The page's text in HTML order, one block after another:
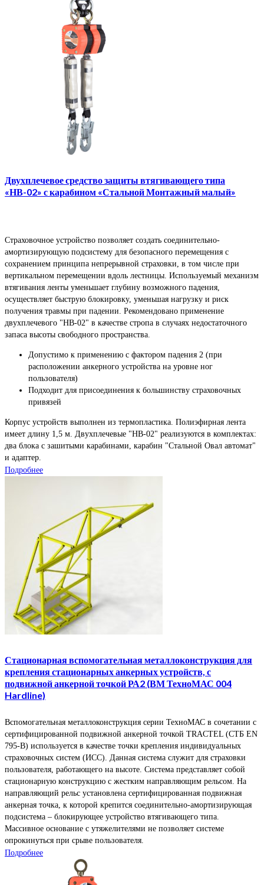
Двухплечевое средство защиты втягивающего типа
«НВ-02» с карабином «Стальной Монтажный малый»
Страховочное устройство позволяет создать соединительно-
амортизирующую подсистему для безопасного перемещения с
сохранением принципа непрерывной страховки, в том числе при
вертикальном перемещении вдоль лестницы. Используемый механизм
втягивания ленты уменьшает глубину возможного падения,
осуществляет быструю блокировку, уменьшая нагрузку и риск
получения травмы при падении. Рекомендовано применение
двухплечевого "НВ-02" в качестве стропа в случаях недостаточного
запаса высоты свободного пространства.
Допустимо к применению с фактором падения 2 (при
расположении анкерного устройства на уровне ног
пользователя)
Подходит для присоединения к большинству страховочных
привязей
Корпус устройств выполнен из термопластика. Полиэфирная лента
имеет длину 1,5 м. Двухплечевые "НВ-02" реализуются в комплектах:
два блока с зашитыми карабинами, карабин "Стальной Овал автомат"
и адаптер.
Подробнее
Стационарная вспомогательная металлоконструкция для
крепления стационарных анкерных устройств, с
подвижной анкерной точкой РА2 (ВМ ТехноМАС 004
Hardline)
Вспомогательная металлоконструкция серии ТехноМАС в сочетании с
сертифицированной подвижной анкерной точкой TRACTEL (СТБ EN
795‑B) используется в качестве точки крепления индивидуальных
страховочных систем (ИСС). Данная система служит для страховки
пользователя, работающего на высоте. Система представляет собой
стационарную конструкцию с жестким направляющим рельсом. На
направляющий рельс установлена сертифицированная подвижная
анкерная точка, к которой крепится соединительно-амортизирующая
подсистема – блокирующее устройство втягивающего типа.
Массивное основание с утяжелителями не позволяет системе
опрокинуться при срыве пользователя.
Подробнее